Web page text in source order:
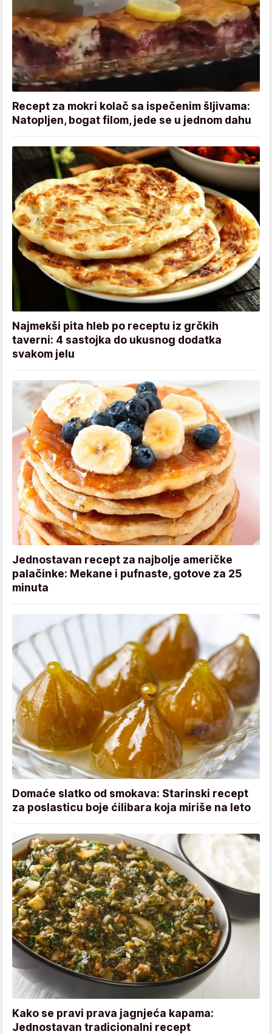
Recept za mokri kolač sa ispečenim šljivama:
Natopljen, bogat filom, jede se u jednom dahu
Najmekši pita hleb po receptu iz grčkih
taverni: 4 sastojka do ukusnog dodatka
svakom jelu
Jednostavan recept za najbolje američke
palačinke: Mekane i pufnaste, gotove za 25
minuta
Domaće slatko od smokava: Starinski recept
za poslasticu boje ćilibara koja miriše na leto
Kako se pravi prava jagnjeća kapama:
Jednostavan tradicionalni recept